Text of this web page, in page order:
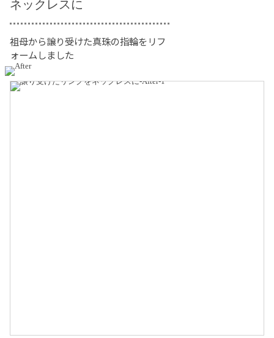
ネックレスに
祖母から譲り受けた真珠の指輪をリフ
ォームしました